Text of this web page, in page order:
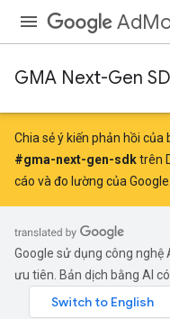
GMA Next-Gen
Chia sẻ ý kiến phản hồi của
#gma-next-gen-sdktrên
cáo và đo lường của Google.
Google sử dụng công nghệ
ưu tiên. Bản dịch bằng AI có